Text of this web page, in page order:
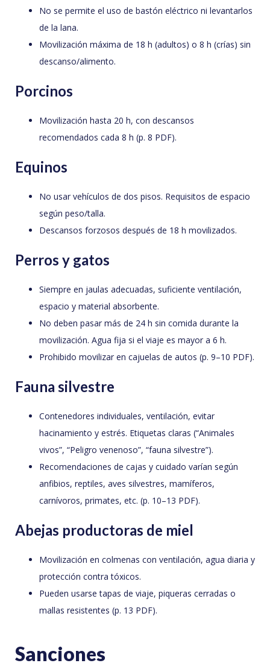
No se permite el uso de bastón eléctrico ni levantarlos
de la lana.
Movilización máxima de 18 h (adultos) o 8 h (crías) sin
descanso/alimento.
Porcinos
Movilización hasta 20 h, con descansos
recomendados cada 8 h (p. 8 PDF).
Equinos
No usar vehículos de dos pisos. Requisitos de espacio
según peso/talla.
Descansos forzosos después de 18 h movilizados.
Perros y gatos
Siempre en jaulas adecuadas, suficiente ventilación,
espacio y material absorbente.
No deben pasar más de 24 h sin comida durante la
movilización. Agua fija si el viaje es mayor a 6 h.
Prohibido movilizar en cajuelas de autos (p. 9–10 PDF).
Fauna silvestre
Contenedores individuales, ventilación, evitar
hacinamiento y estrés. Etiquetas claras (“Animales
vivos”, “Peligro venenoso”, “fauna silvestre”).
Recomendaciones de cajas y cuidado varían según
anfibios, reptiles, aves silvestres, mamíferos,
carnívoros, primates, etc. (p. 10–13 PDF).
Abejas productoras de miel
Movilización en colmenas con ventilación, agua diaria y
protección contra tóxicos.
Pueden usarse tapas de viaje, piqueras cerradas o
mallas resistentes (p. 13 PDF).
Sanciones